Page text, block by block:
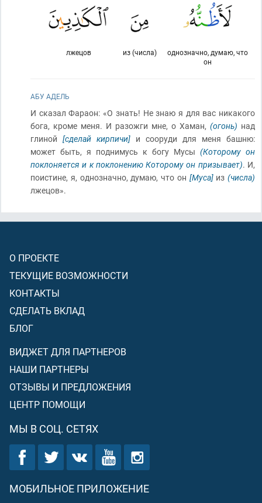
однозначно, думаю, что
он
из (числа)
лжецов
АБУ АДЕЛЬ
И сказал Фараон: «О знать! Не знаю я для вас никакого
бога, кроме меня. И разожги мне, о Хаман, (огонь) над
глиной [сделай кирпичи] и сооруди для меня башню:
может быть, я поднимусь к богу Мусы (Которому он
поклоняется и к поклонению Которому он призывает). И,
поистине, я, однозначно, думаю, что он [Муса]из (числа)
лжецов».
О ПРОЕКТЕ
ТЕКУЩИЕ ВОЗМОЖНОСТИ
КОНТАКТЫ
СДЕЛАТЬ ВКЛАД
БЛОГ
ВИДЖЕТ ДЛЯ ПАРТНЕРОВ
НАШИ ПАРТНЕРЫ
ОТЗЫВЫ И ПРЕДЛОЖЕНИЯ
ЦЕНТР ПОМОЩИ
МЫ В СОЦ. СЕТЯХ
МОБИЛЬНОЕ ПРИЛОЖЕНИЕ